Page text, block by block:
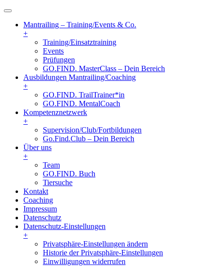
Mantrailing – Training/Events & Co.
+
Training/Einsatztraining
Events
Prüfungen
GO.FIND. MasterClass – Dein Bereich
Ausbildungen Mantrailing/Coaching
+
GO.FIND. TrailTrainer*in
GO.FIND. MentalCoach
Kompetenznetzwerk
+
Supervision/Club/Fortbildungen
Go.Find.Club – Dein Bereich
Über uns
+
Team
GO.FIND. Buch
Tiersuche
Kontakt
Coaching
Impressum
Datenschutz
Datenschutz-Einstellungen
+
Privatsphäre-Einstellungen ändern
Historie der Privatsphäre-Einstellungen
Einwilligungen widerrufen